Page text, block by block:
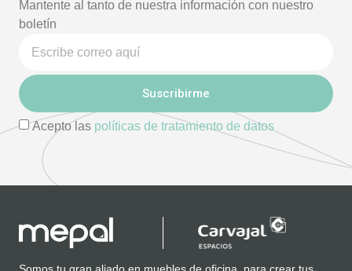
Mantente al tanto de nuestra información con nuestro
boletín
Acepto las políticas de tratamiento de datos
Suscribirme
Somos tu gran aliado en muebles de oficina, para crear tus